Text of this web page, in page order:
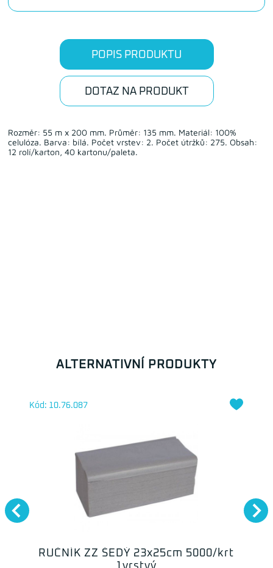
POPIS PRODUKTU
DOTAZ NA PRODUKT
Rozměr: 55 m x 200 mm. Průměr: 135 mm. Materiál: 100%
celulóza. Barva: bílá. Počet vrstev: 2. Počet útržků: 275. Obsah:
12 rolí/karton, 40 kartonu/paleta.
ALTERNATIVNÍ PRODUKTY
RUČNÍK ZZ ŠEDÝ 23x25cm 5000/krt
Kód: 10.76.087